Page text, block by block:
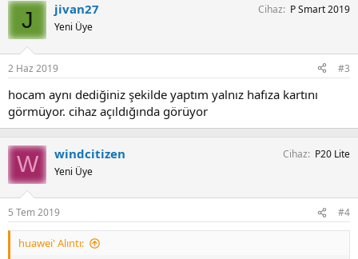
J jivan27
Yeni Üye
Cihaz P Smart 2019
2 Haz 2019 #3
hocam aynı dediğiniz şekilde yaptım yalnız hafıza kartını
görmüyor. cihaz açıldığında görüyor
W windcitizen
Yeni Üye
Cihaz P20 Lite
5 Tem 2019 #4
huawei' Alıntı: